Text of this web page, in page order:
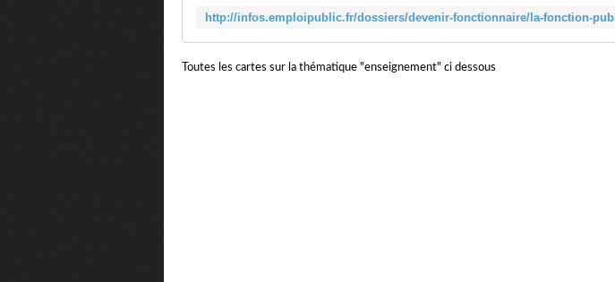
Toutes les cartes sur la thématique "enseignement" ci dessous